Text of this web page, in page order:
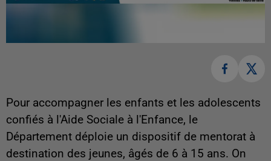
Pour accompagner les enfants et les adolescents
confiés à l'Aide Sociale à l'Enfance, le
Département déploie un dispositif de mentorat à
destination des jeunes, âgés de 6 à 15 ans. On